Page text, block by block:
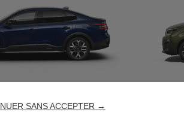
de 84 900dt ttc
SANS ACCEPTER →